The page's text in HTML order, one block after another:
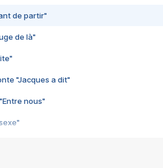
de partir"
de là"
"Jacques a dit"
nous"